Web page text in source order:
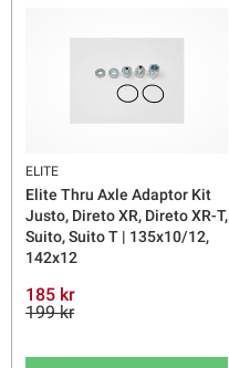
ELITE
Elite Thru Axle Adaptor Kit
Justo, Direto XR, Direto XR-T,
Suito, Suito T | 135x10/12,
142x12
185 kr
199 kr